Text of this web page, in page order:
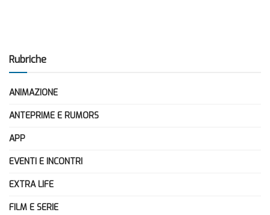
Rubriche
ANIMAZIONE
ANTEPRIME E RUMORS
APP
EVENTI E INCONTRI
EXTRA LIFE
FILM E SERIE